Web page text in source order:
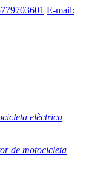
E-mail:
elèctrica
de motocicleta